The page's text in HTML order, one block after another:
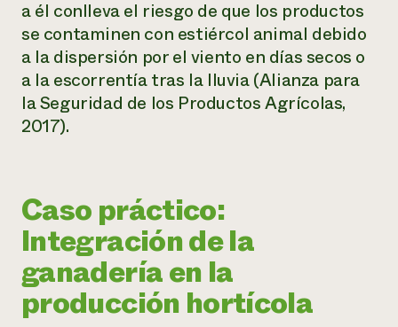
a él conlleva el riesgo de que los productos
se contaminen con estiércol animal debido
a la dispersión por el viento en días secos o
a la escorrentía tras la lluvia (Alianza para
la Seguridad de los Productos Agrícolas,
2017).
Caso práctico:
Integración de la
ganadería en la
producción hortícola